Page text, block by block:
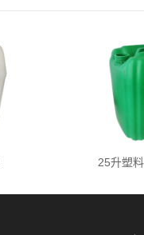
25升塑